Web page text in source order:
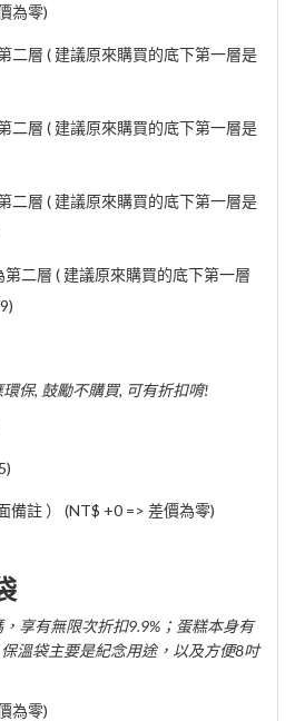
為零)
二層 ( 建議原來購買的底下第一層是
二層 ( 建議原來購買的底下第一層是
二層 ( 建議原來購買的底下第一層是
二層 ( 建議原來購買的底下第一層
)
保, 鼓勵不購買, 可有折扣唷!
)
備註 ） (NT$ +0 => 差價為零)
享有無限次折扣9.9%；蛋糕本身有
溫袋主要是紀念用途，以及方便8吋
為零)